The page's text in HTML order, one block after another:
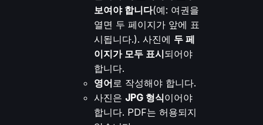
보여야 합니다(예: 여권을
열면 두 페이지가 앞에 표
시됩니다.). 사진에 두 페
이지가 모두 표시되어야
합니다.
영어로 작성해야 합니다.
사진은 JPG 형식이어야
합니다. PDF는 허용되지